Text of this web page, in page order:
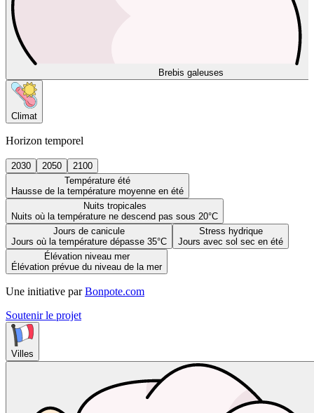
Brebis galeuses
Climat
Horizon temporel
2030 2050
2100
Température été
Hausse de la température moyenne en été
Nuits tropicales
Nuits où la température ne descend pas sous 20°C
Jours de canicule
Jours où la température dépasse 35°C
Stress hydrique
Jours avec sol sec en été
Élévation niveau mer
Élévation prévue du niveau de la mer
Une initiative par Bonpote.com
Soutenir le projet
Villes